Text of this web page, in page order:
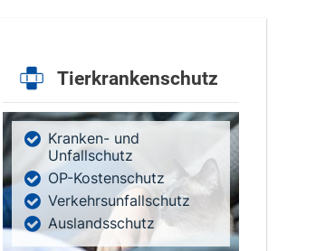
Tierkrankenschutz
Kranken- und
Unfallschutz
OP-Kostenschutz
Verkehrsunfallschutz
Auslandsschutz